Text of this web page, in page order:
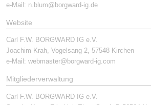
e-Mail: n.blum@borgward-ig.de
Website
Carl F.W. BORGWARD IG e.V.
Joachim Krah, Vogelsang 2, 57548 Kirchen
e-Mail: webmaster@borgward-ig.com
Mitgliederverwaltung
Carl F.W. BORGWARD IG e.V.